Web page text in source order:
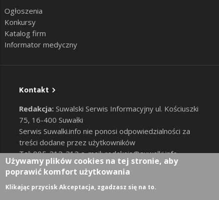
Ogłoszenia
Konkursy
Katalog firm
Informator medyczny
Kontakt
Redakcja: Suwalski Serwis Informacyjny ul. Kościuszki
75, 16-400 Suwałki
Serwis Suwalki.info nie ponosi odpowiedzialności za
treści dodane przez użytkowników
Tel: 885-212-212 e-mail:redakcja@suwalki.info,
reklama@suwalki.info
RODO |Cookies
User account menu
Zaloguj
Używamy plików cookies na tej stronie, aby
poprawić komfort użytkowania
Klikając przycisk Akceptacja, zgadzasz się na to.